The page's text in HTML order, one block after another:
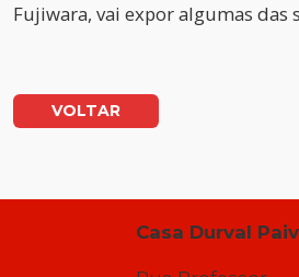
Fujiwara, vai expor algumas das
VOLTAR
Casa Durval